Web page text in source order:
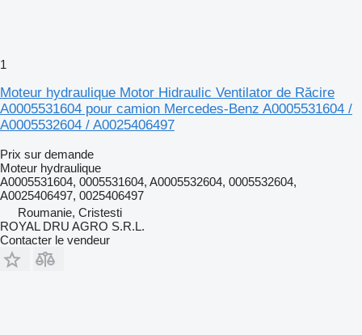
1
Moteur hydraulique Motor Hidraulic Ventilator de Răcire
A0005531604 pour camion Mercedes-Benz A0005531604 /
A0005532604 / A0025406497
Prix sur demande
Moteur hydraulique
A0005531604, 0005531604, A0005532604, 0005532604,
A0025406497, 0025406497
Roumanie, Cristesti
ROYAL DRU AGRO S.R.L.
Contacter le vendeur